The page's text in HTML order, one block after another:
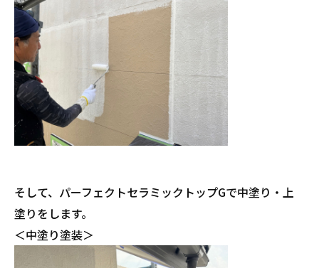
そして、パーフェクトセラミックトップGで中塗り・上
塗りをします。
＜中塗り塗装＞